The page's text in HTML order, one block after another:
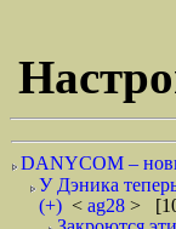
DANYCOM –
У Дэника
(+) < ag28 >